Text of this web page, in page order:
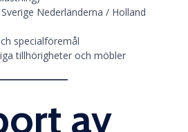
Nederländerna / Holland
specialföremål
tillhörigheter och möbler
av